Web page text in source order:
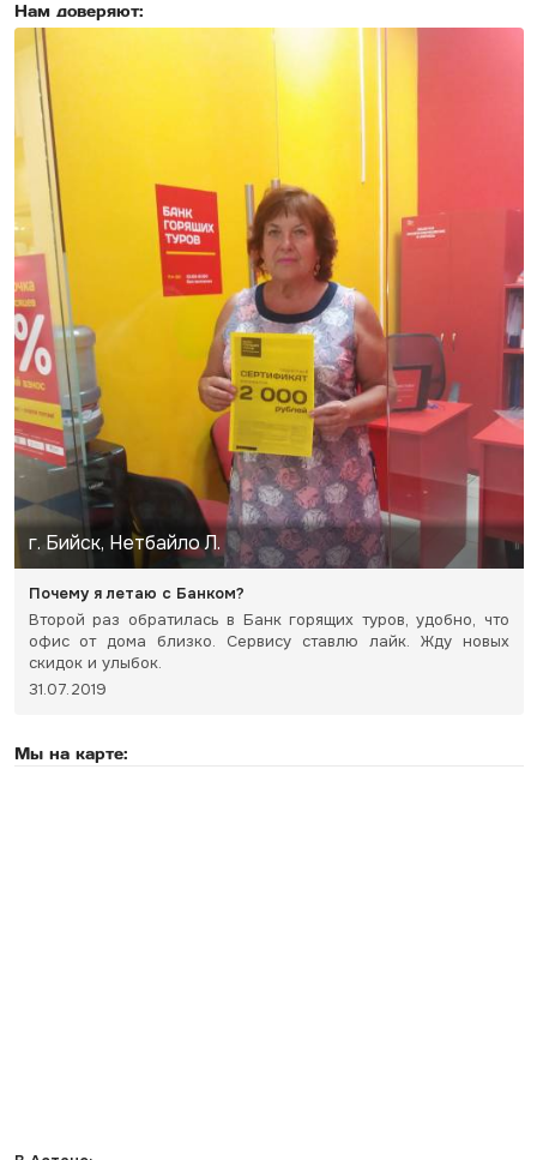
Нам доверяют:
г. Бийск, Нетбайло Л.
Почему я летаю с Банком?
Второй раз обратилась в Банк горящих туров, удобно, что
офис от дома близко. Сервису ставлю лайк. Жду новых
скидок и улыбок.
31.07.2019
Мы на карте: